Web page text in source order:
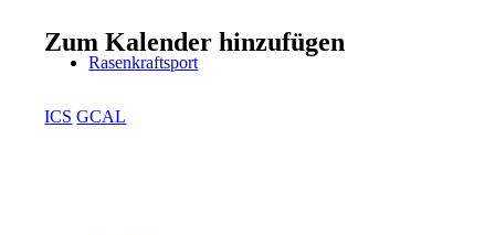
Rasenkraftsport
Zum Kalender hinzufügen
ICS GCAL